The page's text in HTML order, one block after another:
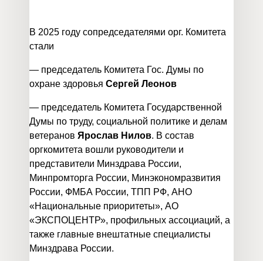
В 2025 году сопредседателями орг. Комитета
стали
— председатель Комитета Гос. Думы по
охране здоровья Сергей Леонов
— председатель Комитета Государственной
Думы по труду, социальной политике и делам
ветеранов Ярослав Нилов. В состав
оргкомитета вошли руководители и
представители Минздрава России,
Минпромторга России, Минэкономразвития
России, ФМБА России, ТПП РФ, АНО
«Национальные приоритеты», АО
«ЭКСПОЦЕНТР», профильных ассоциаций, а
также главные внештатные специалисты
Минздрава России.